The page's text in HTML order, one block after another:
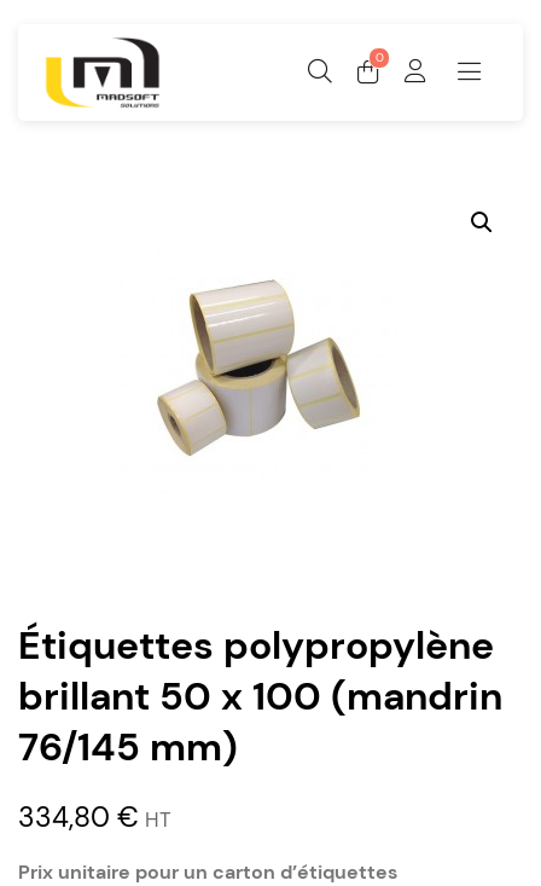
Étiquettes polypropylène
brillant 50 x 100 (mandrin
76/145 mm)
334,80 € HT
Prix unitaire pour un carton d’étiquettes